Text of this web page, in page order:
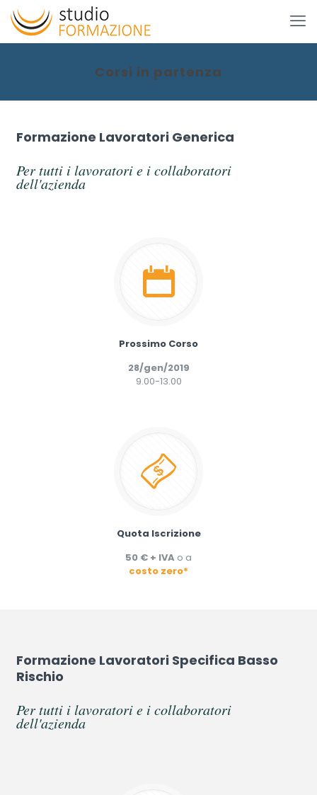
Corsi in partenza
Formazione Lavoratori Generica
Per tutti i lavoratori e i collaboratori
dell'azienda
Prossimo Corso
28/gen/2019
9.00-13.00
Quota Iscrizione
50 € + IVA o a
costo zero*
Formazione Lavoratori Specifica Basso
Rischio
Per tutti i lavoratori e i collaboratori
dell'azienda